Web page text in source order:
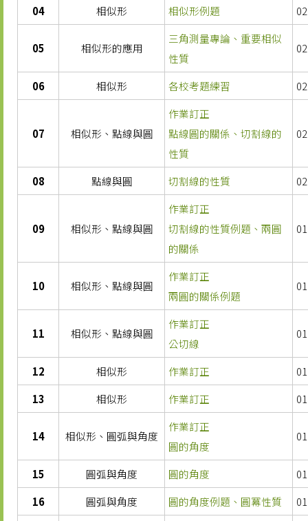
04
相似形 相似形例題
05 相似形的應用
三角測量專論、重要相似
性質
06 相似形 各校考題練習
07 相似形、點線與圓
作業訂正
點線圓的關係、切割線的
性質
08 點線與圓 切割線的性質
09 相似形、點線與圓
作業訂正
切割線的性質例題、兩圓
的關係
10 相似形、點線與圓
作業訂正
兩圓的關係例題
11 相似形、點線與圓
作業訂正
公切線
12 相似形 作業訂正
13
相似形 作業訂正
14 相似形、圓弧與角度
作業訂正
圓的角度
15 圓弧與角度 圓的角度
16
圓弧與角度 圓的角度例題、圓冪性質